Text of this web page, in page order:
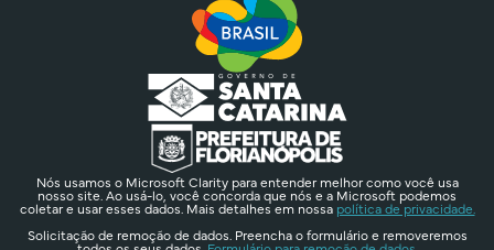
Nós usamos o Microsoft Clarity para entender melhor como você usa
nosso site. Ao usá-lo, você concorda que nós e a Microsoft podemos
coletar e usar esses dados. Mais detalhes em nossa política de privacidade.
Solicitação de remoção de dados. Preencha o formulário e removeremos